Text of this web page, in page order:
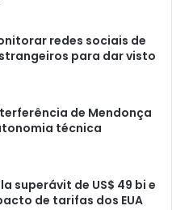
redes sociais de
para dar visto
de Mendonça
técnica
superávit de US$ 49 bi e
de tarifas dos EUA